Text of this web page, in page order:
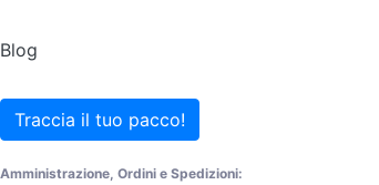
Blog
Traccia il tuo pacco!
Amministrazione, Ordini e Spedizioni: